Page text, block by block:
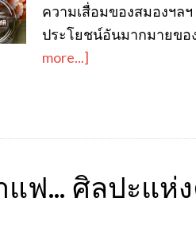
ความเสื่อมของสมองฯล
ประโยชน์อันมากมายขอ
more...]
แฟ… ศิลปะแห่